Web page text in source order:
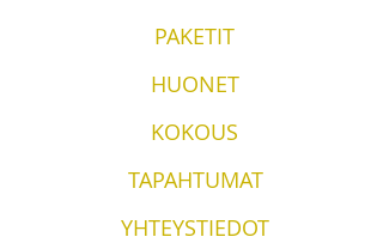
PAKETIT
HUONET
KOKOUS
TAPAHTUMAT
YHTEYSTIEDOT